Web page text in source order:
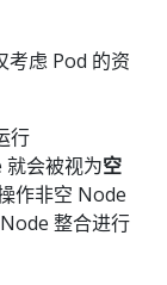
考虑 Pod 的资
行
会被视为空
作非空 Node
整合进行